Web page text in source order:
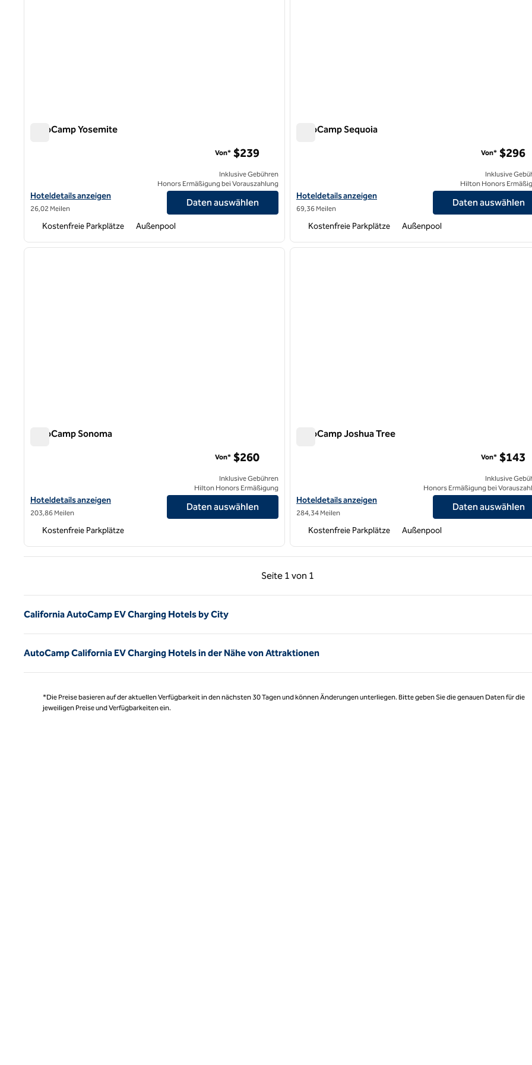
AutoCamp Yosemite
Hoteldetails für AutoCamp Yosemite anzeigen
Hoteldetails anzeigen
26,02 Meilen
Von* $239
Inklusive Gebühren
Honors Ermäßigung bei Vorauszahlung
Daten auswählen
Kostenfreie Parkplätze Außenpool
AutoCamp Sequoia
Hoteldetails für AutoCamp Sequoia anzeigen
Hoteldetails anzeigen
69,36 Meilen
Von* $296
Inklusive
Hilton Honors
Daten auswählen
Kostenfreie Parkplätze Außenpool
1 von 12
nächstes Bild
AutoCamp Sonoma
Hoteldetails für AutoCamp Sonoma anzeigen
Hoteldetails anzeigen
203,86 Meilen
Von* $260
Inklusive Gebühren
Hilton Honors Ermäßigung
Daten auswählen
Kostenfreie Parkplätze
1 von 12
AutoCamp Joshua Tree
Hoteldetails für AutoCamp Joshua Tree anzeigen
Hoteldetails anzeigen
284,34 Meilen
Von* $143
Inklusive
Honors Ermäßigung bei
Daten auswählen
Kostenfreie Parkplätze Außenpool
Seite 1 von 1
Vorherige Seite, 1 von 1
Seite 1 von 1
California AutoCamp EV Charging Hotels by City
AutoCamp California EV Charging Hotels in der Nähe von Attraktionen
*Die Preise basieren auf der aktuellen Verfügbarkeit in den nächsten 30 Tagen und können Änderungen unterliegen. Bitte geben Sie die genauen Daten für die
jeweiligen Preise und Verfügbarkeiten ein.